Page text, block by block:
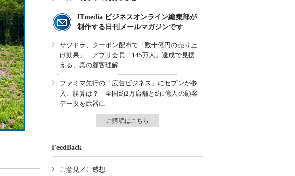
ITmedia ビジネスオンライン編集部が
制作する日刊メールマガジンです
サツドラ、クーポン配布で「数十億円の売り上
げ効果」 アプリ会員「145万人」達成で見据
える、真の顧客理解
ファミマ先行の「広告ビジネス」にセブンが参
入、勝算は？ 全国約2万店舗と約1億人の顧客
データを武器に
ご購読はこちら
FeedBack
ご意見／ご感想